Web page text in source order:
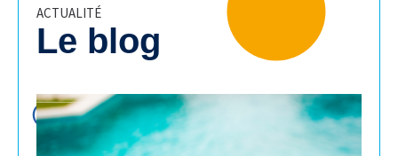
ACTUALITÉ
Le blog